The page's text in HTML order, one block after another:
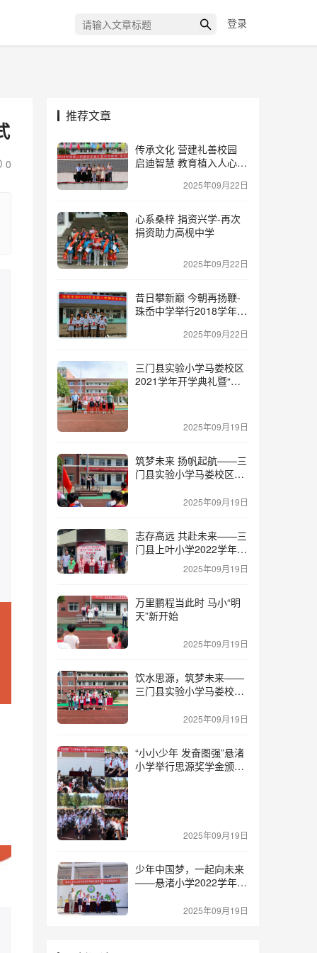
登录
0
推荐文章
传承文化 营建礼善校园
启迪智慧 教育植入人心-
学典礼暨表彰大会2025年09月22日
心系桑梓 捐资兴学-再次
捐资助力高枧中学
2025年09月22日
昔日攀新巅 今朝再扬鞭-
珠岙中学举行2018学年第
2025年09月22日
三门县实验小学马娄校区
2021学年开学典礼暨“思
2025年09月19日
筑梦未来 扬帆起航——三
门县实验小学马娄校区
2025年09月19日
志存高远 共赴未来——三
门县上叶小学2022学年第
一学期开学典礼暨乡贤“思
源”奖学金颁奖仪式
2025年09月19日
万里鹏程当此时 马小“明
天”新开始
2025年09月19日
饮水思源，筑梦未来——
三门县实验小学马娄校区
学典礼暨“思源”奖学金发
2025年09月19日
“小小少年 发奋图强”悬渚
小学举行思源奖学金颁发
2025年09月19日
少年中国梦，一起向未来
——悬渚小学2022学年第
学金颁奖仪式2025年09月19日